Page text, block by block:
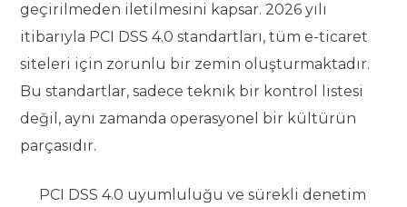
geçirilmeden iletilmesini kapsar. 2026 yılı
itibarıyla PCI DSS 4.0 standartları, tüm e-ticaret
siteleri için zorunlu bir zemin oluşturmaktadır.
Bu standartlar, sadece teknik bir kontrol listesi
değil, aynı zamanda operasyonel bir kültürün
parçasıdır.
PCI DSS 4.0 uyumluluğu ve sürekli denetim